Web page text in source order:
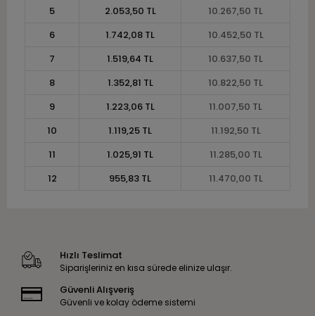
5
2.053,50 TL
10.267,50 TL
6
1.742,08 TL
10.452,50 TL
7
1.519,64 TL
10.637,50 TL
8
1.352,81 TL
10.822,50 TL
9
1.223,06 TL
11.007,50 TL
10
1.119,25 TL
11.192,50 TL
11
1.025,91 TL
11.285,00 TL
12
955,83 TL 11.470,00 TL
Hızlı Teslimat
Siparişleriniz en kısa sürede elinize ulaşır.
Güvenli Alışveriş
Güvenli ve kolay ödeme sistemi